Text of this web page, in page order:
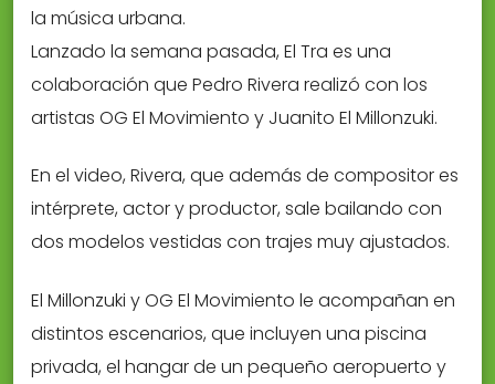
la música urbana.
Lanzado la semana pasada, El Tra es una
colaboración que Pedro Rivera realizó con los
artistas OG El Movimiento y Juanito El Millonzuki.
En el video, Rivera, que además de compositor es
intérprete, actor y productor, sale bailando con
dos modelos vestidas con trajes muy ajustados.
El Millonzuki y OG El Movimiento le acompañan en
distintos escenarios, que incluyen una piscina
privada, el hangar de un pequeño aeropuerto y